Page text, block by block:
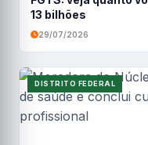
13 bilhões
29/07/2026
DISTRITO FEDERAL